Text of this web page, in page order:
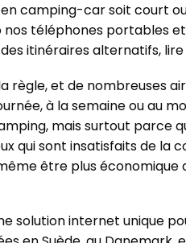
camping-car soit court
nos téléphones portables
itinéraires alternatifs,
règle, et de nombreuses
à la semaine ou au
mais surtout parce
qui sont insatisfaits de la
être plus économique
solution internet unique